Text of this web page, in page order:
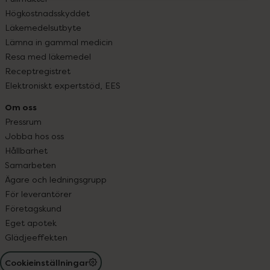
Högkostnadsskyddet
Läkemedelsutbyte
Lämna in gammal medicin
Resa med läkemedel
Receptregistret
Elektroniskt expertstöd, EES
Om oss
Pressrum
Jobba hos oss
Hållbarhet
Samarbeten
Ägare och ledningsgrupp
För leverantörer
Företagskund
Eget apotek
Glädjeeffekten
Cookieinställningar